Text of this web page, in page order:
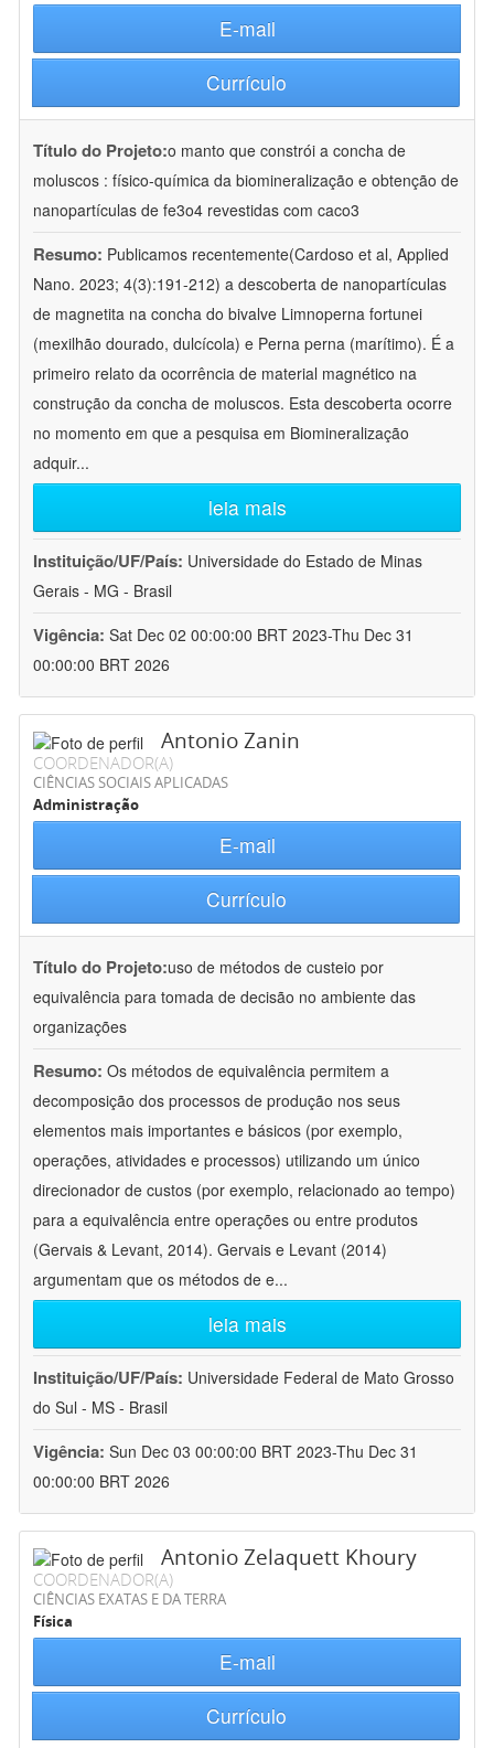
E-mail
Currículo
Título do Projeto:o manto que constrói a concha de
moluscos : físico-química da biomineralização e obtenção de
nanopartículas de fe3o4 revestidas com caco3
Resumo: Publicamos recentemente(Cardoso et al, Applied
Nano. 2023; 4(3):191-212) a descoberta de nanopartículas
de magnetita na concha do bivalve Limnoperna fortunei
(mexilhão dourado, dulcícola) e Perna perna (marítimo). É a
primeiro relato da ocorrência de material magnético na
construção da concha de moluscos. Esta descoberta ocorre
no momento em que a pesquisa em Biomineralização
adquir...
leia mais
Instituição/UF/País: Universidade do Estado de Minas
Gerais - MG - Brasil
Vigência: Sat Dec 02 00:00:00 BRT 2023-Thu Dec 31
00:00:00 BRT 2026
Antonio Zanin
COORDENADOR(A)
CIÊNCIAS SOCIAIS APLICADAS
Administração
E-mail
Currículo
Título do Projeto:uso de métodos de custeio por
equivalência para tomada de decisão no ambiente das
organizações
Resumo: Os métodos de equivalência permitem a
decomposição dos processos de produção nos seus
elementos mais importantes e básicos (por exemplo,
operações, atividades e processos) utilizando um único
direcionador de custos (por exemplo, relacionado ao tempo)
para a equivalência entre operações ou entre produtos
(Gervais & Levant, 2014). Gervais e Levant (2014)
argumentam que os métodos de e...
leia mais
Instituição/UF/País: Universidade Federal de Mato Grosso
do Sul - MS - Brasil
Vigência: Sun Dec 03 00:00:00 BRT 2023-Thu Dec 31
00:00:00 BRT 2026
Antonio Zelaquett Khoury
COORDENADOR(A)
CIÊNCIAS EXATAS E DA TERRA
Física
E-mail
Currículo